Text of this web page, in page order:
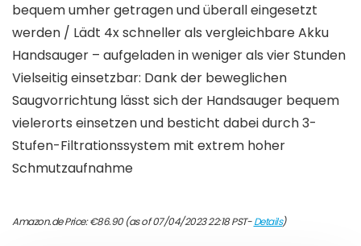
bequem umher getragen und überall eingesetzt
werden / Lädt 4x schneller als vergleichbare Akku
Handsauger – aufgeladen in weniger als vier Stunden
Vielseitig einsetzbar: Dank der beweglichen
Saugvorrichtung lässt sich der Handsauger bequem
vielerorts einsetzen und besticht dabei durch 3-
Stufen-Filtrationssystem mit extrem hoher
Schmutzaufnahme
Amazon.de Price:€86.90(as of 07/04/2023 22:18 PST-Details)